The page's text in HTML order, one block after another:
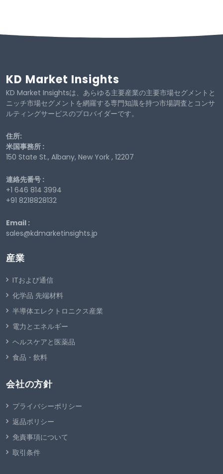
KD Market Insights
KD Market Insightsは、あらゆる主要産業の主要市場セグメントと
ニッチ市場セグメントを網羅する専門知識を持つ市場調査とコンサ
ルティングサービスのプロバイダーです。
住所:
米国事務所 :
150 State St., Albany, New York , 12207
連絡先番号 :
+1 646 814 3994
+91 8218828132
Email :
sales@kdmarketinsights.jp
産業
ITおよび通信
化学品 先端材料
半導体エレクトロニクス産業
電力とエネルギー
ヘルスケアと医薬品
食品・飲料
会社の方針
プライバシーポリシー
返品ポリシー
免責事項について
取引条件